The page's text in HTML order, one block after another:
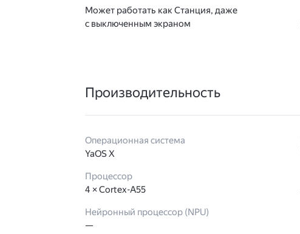
Может работать как Станция, даже
с выключенным экраном
Производительность
Операционная система
YaOS X
Процессор
4 × Cortex-A55
Нейронный процессор (NPU)
—